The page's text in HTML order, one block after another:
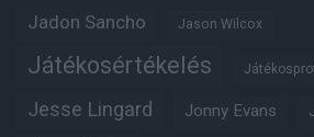
Jadon Sancho Jason Wilcox
Játékosértékelés
Jesse Lingard Jonny Evans